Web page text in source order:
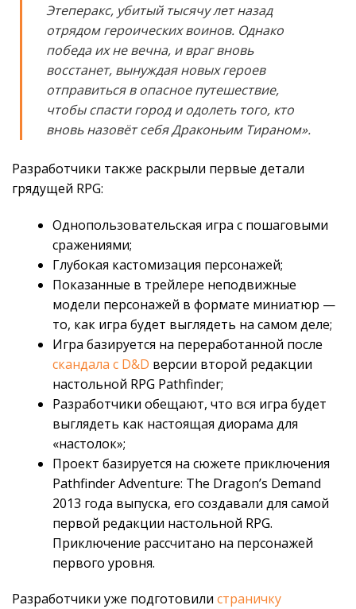
Этеперакс, убитый тысячу лет назад
отрядом героических воинов. Однако
победа их не вечна, и враг вновь
восстанет, вынуждая новых героев
отправиться в опасное путешествие,
чтобы спасти город и одолеть того, кто
вновь назовёт себя Драконьим Тираном».
Разработчики также раскрыли первые детали
грядущей RPG:
Однопользовательская игра с пошаговыми
сражениями;
Глубокая кастомизация персонажей;
Показанные в трейлере неподвижные
модели персонажей в формате миниатюр —
то, как игра будет выглядеть на самом деле;
Игра базируется на переработанной после
скандала с D&D версии второй редакции
настольной RPG Pathfinder;
Разработчики обещают, что вся игра будет
выглядеть как настоящая диорама для
«настолок»;
Проект базируется на сюжете приключения
Pathfinder Adventure: The Dragon’s Demand
2013 года выпуска, его создавали для самой
первой редакции настольной RPG.
Приключение рассчитано на персонажей
первого уровня.
Разработчики уже подготовили страничку